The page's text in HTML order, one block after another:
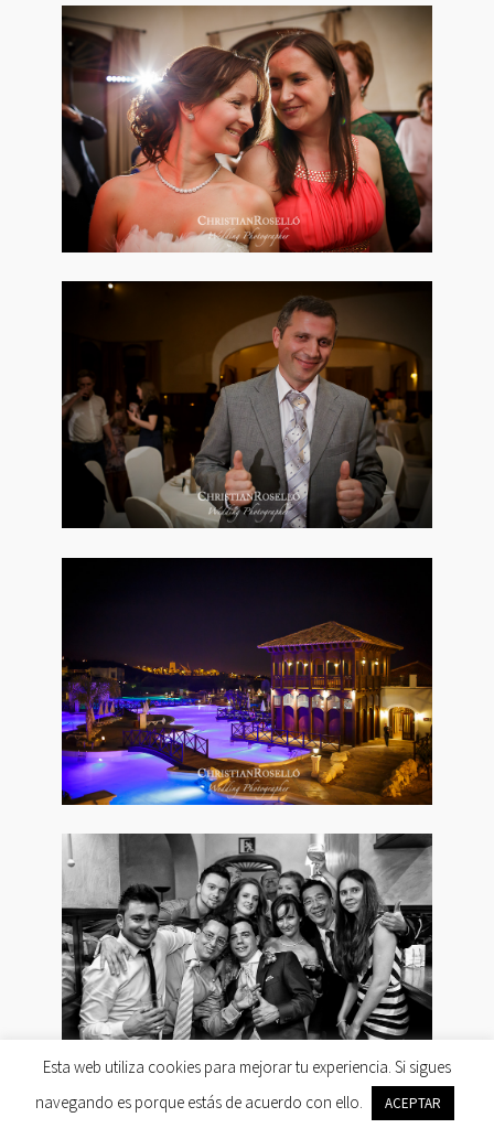
Esta web utiliza cookies para mejorar tu experiencia. Si sigues
navegando es porque estás de acuerdo con ello.
ACEPTAR